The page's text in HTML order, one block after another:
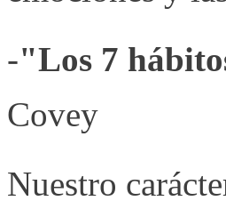
-"Los 7
Covey
Nuestro